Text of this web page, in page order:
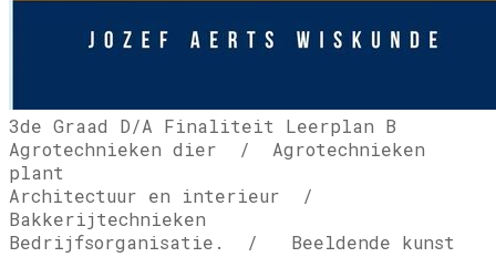
3de Graad D/A Finaliteit Leerplan B
Agrotechnieken dier / Agrotechnieken
plant
Architectuur en interieur /
Bakkerijtechnieken
Bedrijfsorganisatie. / Beeldende kunst